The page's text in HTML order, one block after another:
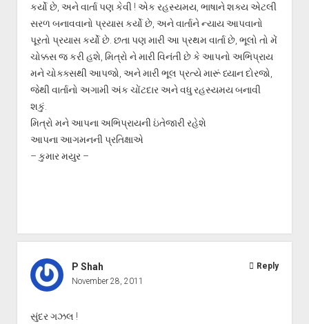
કર્યો છે, અને વાર્તા પણ કેવી ! એક રહસ્યમય, ભાષાને શક્ય એટલી
સરળ બનાવવાનો પ્રયાસ કર્યો છે, અને વાર્તાને ન્યાય આપવાનો
પૂરતો પ્રયાસ કર્યો છે. છતા પણ મારી આ પ્રથમ વાર્તા છે, ભૂલો તો મેં
ચોક્કસ જ કરી હશે, મિત્રો ને મારી વિનંતી છે કે આપનો અભિપ્રાય
મને ચોક્ક્સથી આપજો, અને મારી ભૂલ પ્રત્યે મારૂં ધ્યાન દોરજો,
જેથી વાર્તાનો અગામી અંક ચોંટદાર અને વધુ રહસ્યમય બનાવી
શકું.
મિત્રો મને આપના અભિપ્રાયની ઇંતેજારી રહેશે
આપના આગમનની પ્રતિક્ષાએ
– કુમાર મયુર –
P Shah
November 28, 2011
સુંદર ગઝલ !
Reply